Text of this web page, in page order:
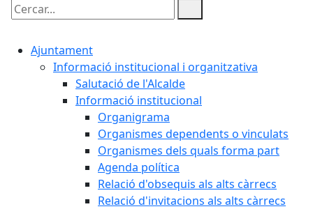
Cercar:
Ajuntament
Informació institucional i organitzativa
Salutació de l'Alcalde
Informació institucional
Organigrama
Organismes dependents o vinculats
Organismes dels quals forma part
Agenda política
Relació d'obsequis als alts càrrecs
Relació d'invitacions als alts càrrecs